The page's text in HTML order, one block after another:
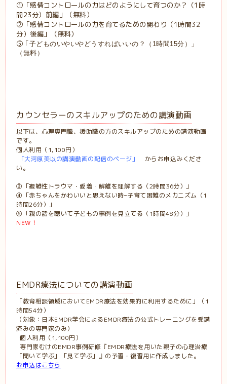
①「感情コントロールの力はどのようにして育つのか？（1時
間23分）前編」（無料）
②「感情コントロールの力を育てるための関わり（1時間32
分）後編」（無料）
⑤ ｢子どものいやいやどうすればいいの？（1時間15分）」
（無料）
カウンセラーのスキルアップのための講演動画
以下は、心理専門職、援助職の方のスキルアップのための講演動画
です。
個人利用（1,100円）
「大河原美以の講演動画の配信のページ 」
からお申込みくださ
い。
③「複雑性トラウマ・愛着・解離を理解する（2時間36分）」
④「赤ちゃんをかわいいと思えない時ｰ子育て困難のメカニズム（1
時間26分）」
⑥「親の話を聴いて子どもの事例を見立てる（1時間48分）」
NEW！
EMDR療法についての講演動画
「教育相談領域においてEMDR療法を効果的に利用するために」（1
時間54分）
（対象： 日本EMDR学会によるEMDR療法の公式トレーニングを受講
済みの専門家のみ）
個人利用（1,100円）
専門家むけのEMDR事例研修『EMDR療法を用いた親子の心理治療
「聞いて学ぶ」「見て学ぶ」』の予習・復習用に作成しました。
お申込はこちら